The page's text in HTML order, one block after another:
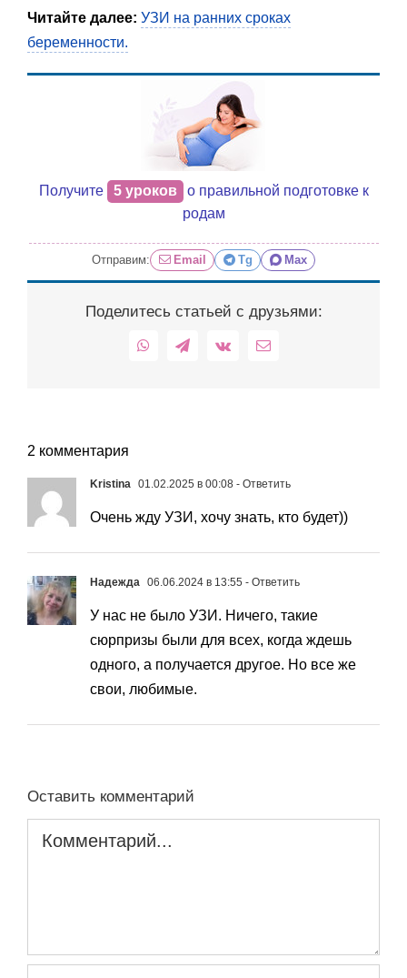
Читайте далее: УЗИ на ранних сроках
беременности.
Получите 5 уроков
о правильной подготовке к
родам
Отправим: Email Tg Max
Поделитесь статьей с друзьями:
WhatsAppTelegram
Vk Email
2 комментария
Kristina 01.02.2025 в 00:08 - Ответить
Очень жду УЗИ, хочу знать, кто будет))
Надежда 06.06.2024 в 13:55 - Ответить
У нас не было УЗИ. Ничего, такие
сюрпризы были для всех, когда ждешь
одного, а получается другое. Но все же
свои, любимые.
Оставить комментарий